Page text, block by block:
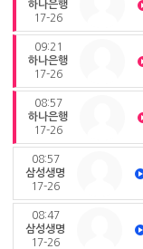
하나은행
17-26
09:21
하나은행
17-26
08:57
하나은행
17-26
08:57
삼성생명
17-26
08:47
삼성생명
17-26